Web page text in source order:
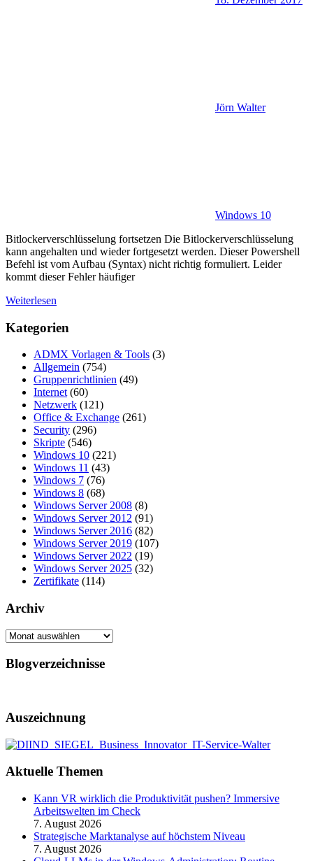
Jörn Walter
Windows 10
Bitlockerverschlüsselung fortsetzen Die Bitlockerverschlüsselung
kann angehalten und wieder fortgesetzt werden. Dieser Powershell
Befehl ist vom Aufbau (Syntax) nicht richtig formuliert. Leider
kommt dieser Fehler häufiger
Weiterlesen
Kategorien
ADMX Vorlagen & Tools (3)
Allgemein (754)
Gruppenrichtlinien (49)
Internet(60)
Netzwerk (121)
Office & Exchange (261)
Security (296)
Skripte (546)
Windows 10 (221)
Windows 11 (43)
Windows 7 (76)
Windows 8 (68)
Windows Server 2008 (8)
Windows Server 2012 (91)
Windows Server 2016 (82)
Windows Server 2019 (107)
Windows Server 2022 (19)
Windows Server 2025 (32)
Zertifikate (114)
Archiv
Archiv
Blogverzeichnisse
Auszeichnung
Aktuelle Themen
Kann VR wirklich die Produktivität pushen? Immersive
Arbeitswelten im Check
7. August 2026
Strategische Marktanalyse auf höchstem Niveau
7. August 2026